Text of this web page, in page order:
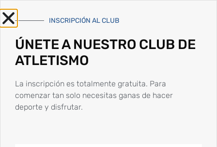
Rinconcillo, la que «fue» la […]
Nos vamos pa Andujar
INSCRIPCIÓN AL CLUB
ÚNETE A NUESTRO CLUB DE
ATLETISMO
La inscripción es totalmente gratuita. Para
comenzar tan solo necesitas ganas de hacer
deporte y disfrutar.